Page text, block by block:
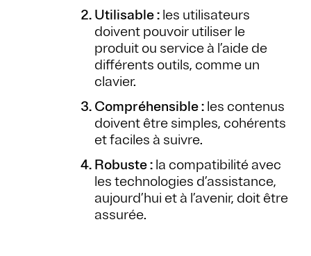
Utilisable : les utilisateurs
doivent pouvoir utiliser le
produit ou service à l’aide de
différents outils, comme un
clavier.
Compréhensible : les contenus
doivent être simples, cohérents
et faciles à suivre.
Robuste : la compatibilité avec
les technologies d’assistance,
aujourd’hui et à l’avenir, doit être
assurée.